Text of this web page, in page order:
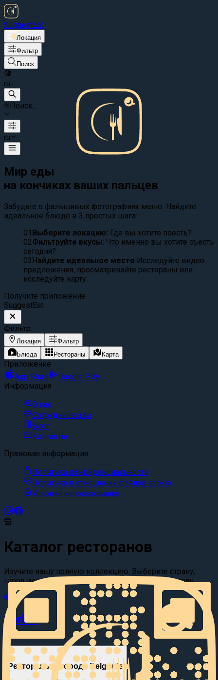
SuggestEat
Локация
Фильтр
Поиск
ru
Поиск...
ru
Мир еды
на кончиках ваших пальцев
Забудьте о фальшивых фотографиях меню. Найдите
идеальное блюдо в 3 простых шага:
01 Выберите локацию: Где вы хотите поесть?
02Фильтруйте вкусы: Что именно вы хотите съесть
сегодня?
03Найдите идеальное место Исследуйте видео
предложения, просматривайте рестораны или
исследуйте карту.
Получите приложение
SuggestEat
Фильтр
Локация
Фильтр
Блюда
Рестораны Карта
Приложение
App Store
Google Play
Информация
О нас
Сотрудничество
Блог
Контакты
Правовая информация
Политика конфиденциальности
Политика в отношении файлов cookie
Условия использования
Каталог ресторанов
Изучите нашу полную коллекцию. Выберите страну,
город или напрямую найдите нужный вам ресторан.
Serbia
Рестораны в городе Belgrade